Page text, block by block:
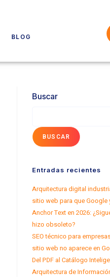
BLOG
Buscar
BUSCAR
Entradas recientes
Arquitectura digital
sitio web para que Google
Anchor Text en 2026:
hizo obsoleto?
SEO técnico para
sitio web no aparece en
Del PDF al Catálogo
Arquitectura de